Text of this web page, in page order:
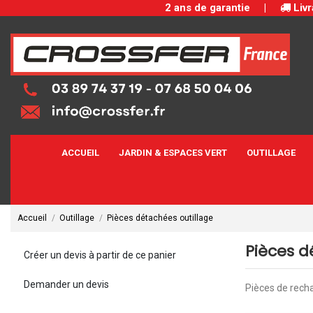
2 ans de garantie |
ACCUEIL JARDIN & ESPACES VERT OUTILLAGE
Accueil Outillage Pièces détachées outillage
Pièces
Pièces de
Créer un devis à partir de ce panier
Demander un devis